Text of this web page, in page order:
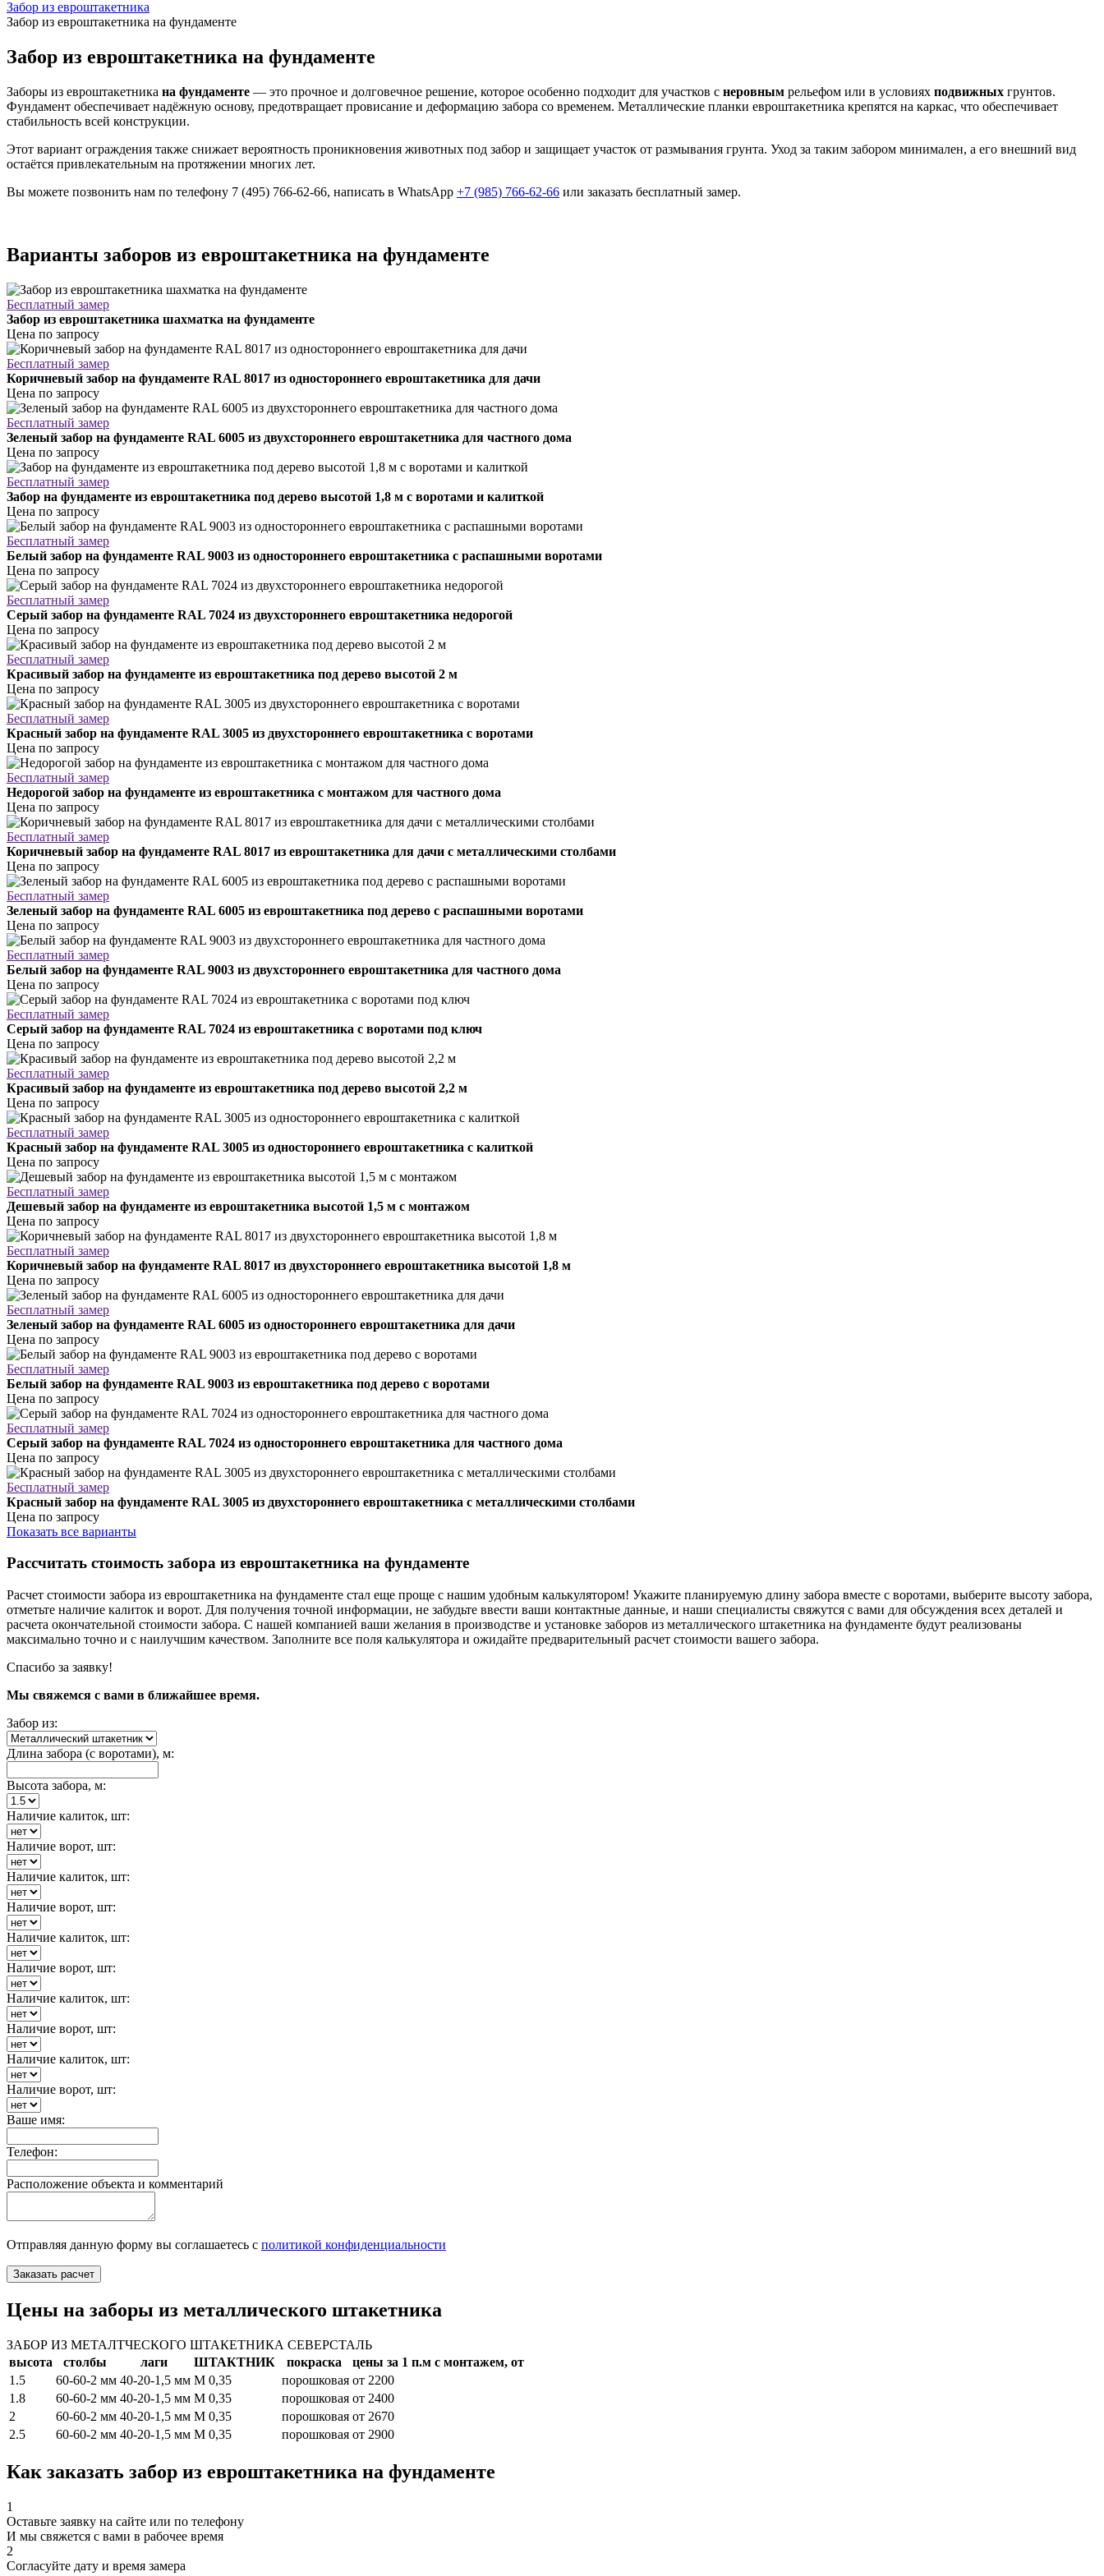
Забор из евроштакетника
Забор из евроштакетника на фундаменте
Забор из евроштакетника на фундаменте
Заборы из евроштакетника на фундаменте — это прочное и долговечное решение, которое особенно подходит для участков с неровным рельефом или в условиях подвижных грунтов.
Фундамент обеспечивает надёжную основу, предотвращает провисание и деформацию забора со временем. Металлические планки евроштакетника крепятся на каркас, что обеспечивает
стабильность всей конструкции.
Этот вариант ограждения также снижает вероятность проникновения животных под забор и защищает участок от размывания грунта. Уход за таким забором минимален, а его внешний вид
остаётся привлекательным на протяжении многих лет.
Вы можете позвонить нам по телефону 7 (495) 766-62-66, написать в WhatsApp +7 (985) 766-62-66 или заказать бесплатный замер.
Варианты заборов из евроштакетника на фундаменте
Бесплатный замер
Забор из евроштакетника шахматка на фундаменте
Цена по запросу
Бесплатный замер
Коричневый забор на фундаменте RAL 8017 из одностороннего евроштакетника для дачи
Цена по запросу
Бесплатный замер
Зеленый забор на фундаменте RAL 6005 из двухстороннего евроштакетника для частного дома
Цена по запросу
Бесплатный замер
Забор на фундаменте из евроштакетника под дерево высотой 1,8 м с воротами и калиткой
Цена по запросу
Бесплатный замер
Белый забор на фундаменте RAL 9003 из одностороннего евроштакетника с распашными воротами
Цена по запросу
Бесплатный замер
Серый забор на фундаменте RAL 7024 из двухстороннего евроштакетника недорогой
Цена по запросу
Бесплатный замер
Красивый забор на фундаменте из евроштакетника под дерево высотой 2 м
Цена по запросу
Бесплатный замер
Красный забор на фундаменте RAL 3005 из двухстороннего евроштакетника с воротами
Цена по запросу
Бесплатный замер
Недорогой забор на фундаменте из евроштакетника с монтажом для частного дома
Цена по запросу
Бесплатный замер
Коричневый забор на фундаменте RAL 8017 из евроштакетника для дачи с металлическими столбами
Цена по запросу
Бесплатный замер
Зеленый забор на фундаменте RAL 6005 из евроштакетника под дерево с распашными воротами
Цена по запросу
Бесплатный замер
Белый забор на фундаменте RAL 9003 из двухстороннего евроштакетника для частного дома
Цена по запросу
Бесплатный замер
Серый забор на фундаменте RAL 7024 из евроштакетника с воротами под ключ
Цена по запросу
Бесплатный замер
Красивый забор на фундаменте из евроштакетника под дерево высотой 2,2 м
Цена по запросу
Бесплатный замер
Красный забор на фундаменте RAL 3005 из одностороннего евроштакетника с калиткой
Цена по запросу
Бесплатный замер
Дешевый забор на фундаменте из евроштакетника высотой 1,5 м с монтажом
Цена по запросу
Бесплатный замер
Коричневый забор на фундаменте RAL 8017 из двухстороннего евроштакетника высотой 1,8 м
Цена по запросу
Бесплатный замер
Зеленый забор на фундаменте RAL 6005 из одностороннего евроштакетника для дачи
Цена по запросу
Бесплатный замер
Белый забор на фундаменте RAL 9003 из евроштакетника под дерево с воротами
Цена по запросу
Бесплатный замер
Серый забор на фундаменте RAL 7024 из одностороннего евроштакетника для частного дома
Цена по запросу
Бесплатный замер
Красный забор на фундаменте RAL 3005 из двухстороннего евроштакетника с металлическими столбами
Цена по запросу
Показать все варианты
Рассчитать стоимость забора из евроштакетника на фундаменте
Расчет стоимости забора из евроштакетника на фундаменте стал еще проще с нашим удобным калькулятором! Укажите планируемую длину забора вместе с воротами, выберите высоту забора,
отметьте наличие калиток и ворот. Для получения точной информации, не забудьте ввести ваши контактные данные, и наши специалисты свяжутся с вами для обсуждения всех деталей и
расчета окончательной стоимости забора. С нашей компанией ваши желания в производстве и установке заборов из металлического штакетника на фундаменте будут реализованы
максимально точно и с наилучшим качеством. Заполните все поля калькулятора и ожидайте предварительный расчет стоимости вашего забора.
Спасибо за заявку!
Мы свяжемся с вами в ближайшее время.
Забор из:
Длина забора (с воротами), м:
Высота забора, м:
Наличие калиток, шт:
Наличие ворот, шт:
Наличие калиток, шт:
Наличие ворот, шт:
Наличие калиток, шт:
Наличие ворот, шт:
Наличие калиток, шт:
Наличие ворот, шт:
Наличие калиток, шт:
Наличие ворот, шт:
Ваше имя:
Телефон:
Расположение объекта и комментарий
Отправляя данную форму вы соглашаетесь с политикой конфиденциальности
Заказать расчет
Цены на заборы из металлического штакетника
ЗАБОР ИЗ МЕТАЛТЧЕСКОГО ШТАКЕТНИКА СЕВЕРСТАЛЬ
высота
столбы лаги ШТАКТНИК покраска
цены за 1 п.м с монтажем, от
1.5
60-60-2 мм 40-20-1,5 мм М 0,35 порошковая от 2200
1.8
60-60-2 мм 40-20-1,5 мм М 0,35 порошковая от 2400
2
60-60-2 мм 40-20-1,5 мм М 0,35 порошковая от 2670
2.5
60-60-2 мм 40-20-1,5 мм М 0,35 порошковая от 2900
Как заказать забор из евроштакетника на фундаменте
1
Оставьте заявку на сайте или по телефону
И мы свяжется с вами в рабочее время
2
Согласуйте дату и время замера